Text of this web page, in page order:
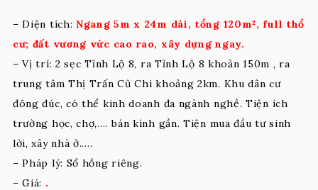
– Diện tích: Ngang 5m x 24m dài, tổng 120m², full thổ
cư; đất vương vức cao rao, xây dựng ngay.
– Vị trí: 2 sẹc Tỉnh Lộ 8, ra Tỉnh Lộ 8 khoản 150m , ra
trung tâm Thị Trấn Củ Chi khoảng 2km. Khu dân cư
đông đúc, có thể kinh doanh đa ngành nghề. Tiện ích
trường học, chợ,…. bán kính gần. Tiện mua đầu tư sinh
lời, xây nhà ở.….
– Pháp lý: Sổ hồng riêng.
– Giá: .